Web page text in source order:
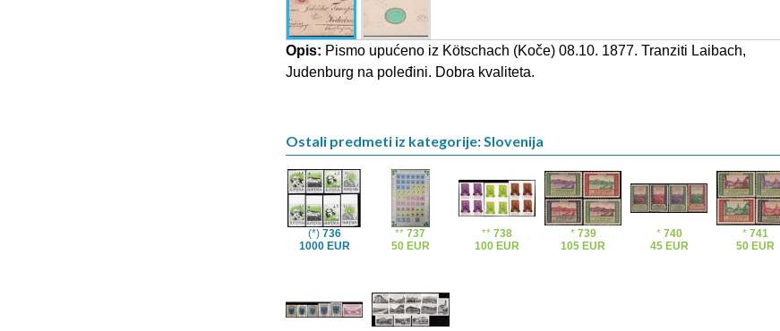
Opis: Pismo upućeno iz Kötschach (Koče) 08.10. 1877. Tranziti Laibach,
Judenburg na poleđini. Dobra kvaliteta.
Ostali predmeti iz kategorije: Slovenija
(*) 736
1000 EUR
**737
50 EUR
** 738
100 EUR
* 739
105 EUR
* 740
45 EUR
*741
50 EUR